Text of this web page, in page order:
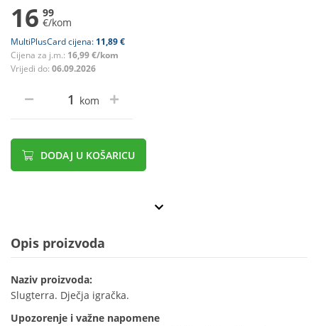
16 99
€/kom
MultiPlusCard cijena: 11,89 €
Cijena za j.m.: 16,99 €/kom
Vrijedi do: 06.09.2026
kom
DODAJ U KOŠARICU
Opis proizvoda
Naziv proizvoda:
Slugterra. Dječja igračka.
Upozorenje i važne napomene